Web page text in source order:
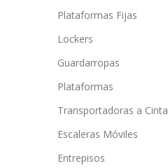
Plataformas Fijas
Lockers
Guardarropas
Plataformas
Transportadoras a Cinta
Escaleras Móviles
Entrepisos